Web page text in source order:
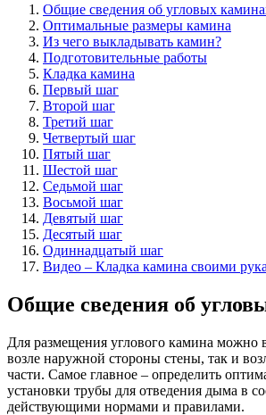
Общие сведения об угловых
Оптимальные размеры камина
Из чего выкладывать камин?
Подготовительные работы
Кладка камина
Первый шаг
Второй шаг
Третий шаг
Четвертый шаг
Пятый шаг
Шестой шаг
Седьмой шаг
Восьмой шаг
Девятый шаг
Десятый шаг
Одиннадцатый шаг
Видео – Кладка камина своими
Общие сведения об
Для размещения углового камина можно
возле наружной стороны стены, так и
части. Самое главное – определить
установки трубы для отведения дыма в
действующими нормами и правилами.